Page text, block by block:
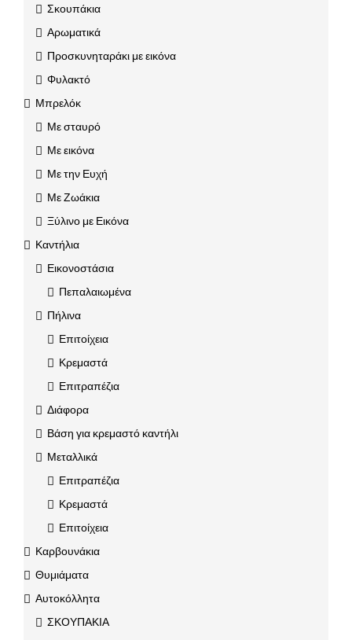
Σκουπάκια
Αρωματικά
Προσκυνηταράκι με εικόνα
Φυλακτό
Μπρελόκ
Με σταυρό
Με εικόνα
Με την Ευχή
Με Ζωάκια
Ξύλινο με Εικόνα
Καντήλια
Εικονοστάσια
Πεπαλαιωμένα
Πήλινα
Επιτοίχεια
Κρεμαστά
Επιτραπέζια
Διάφορα
Βάση για κρεμαστό καντήλι
Μεταλλικά
Επιτραπέζια
Κρεμαστά
Επιτοίχεια
Καρβουνάκια
Θυμιάματα
Αυτοκόλλητα
ΣΚΟΥΠΑΚΙΑ